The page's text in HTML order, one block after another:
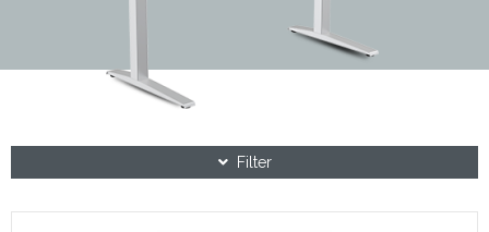
Filter